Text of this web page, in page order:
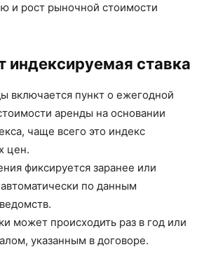
и рост рыночной стоимости
индексируемая ставка
включается пункт о ежегодной
аренды на основании
чаще всего это индекс
цен.
фиксируется заранее или
по данным
может происходить раз в год или
указанным в договоре.